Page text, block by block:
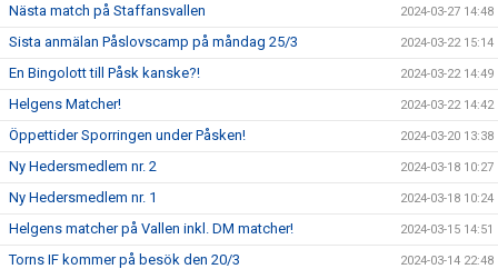
Nästa match på Staffansvallen 2024-03-27 14:48
Sista anmälan Påslovscamp på måndag 25/3 2024-03-22 15:14
En Bingolott till Påsk kanske?! 2024-03-22 14:49
Helgens Matcher! 2024-03-22 14:42
Öppettider Sporringen under Påsken! 2024-03-20 13:38
Ny Hedersmedlem nr. 2 2024-03-18 10:27
Ny Hedersmedlem nr. 1 2024-03-18 10:24
Helgens matcher på Vallen inkl. DM matcher! 2024-03-15 14:51
Torns IF kommer på besök den 20/3 2024-03-14 22:48